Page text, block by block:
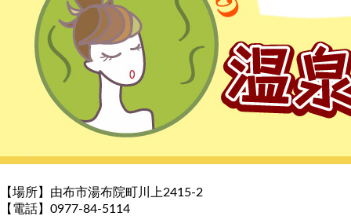
【場所】由布市湯布院町川上2415-2
【電話】0977-84-5114